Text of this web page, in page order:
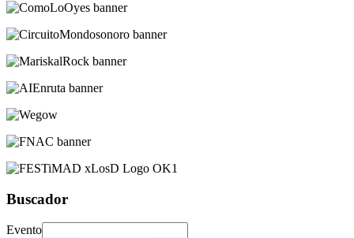
Buscador
Evento